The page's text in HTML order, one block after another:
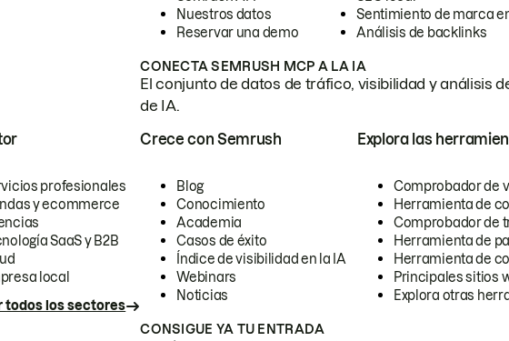
Nuestros datos
Reservar una demo
Sentimiento de marca
Análisis de backlinks
CONECTA SEMRUSH MCP A LA IA
El conjunto de datos de tráfico, visibilidad y análisis
de IA.
profesionales
y ecommerce
SaaS y B2B
local
todos los sectores
Crece con Semrush
Blog
Conocimiento
Academia
Casos de éxito
Índice de visibilidad en la IA
Webinars
Noticias
Explora las
Comprobador de
Herramienta de
Comprobador de
Herramienta de
Herramienta de
Principales sitios
Explora otras
CONSIGUE YA TU ENTRADA